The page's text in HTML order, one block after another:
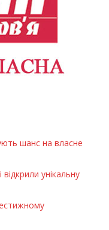
шанс на власне
унікальну